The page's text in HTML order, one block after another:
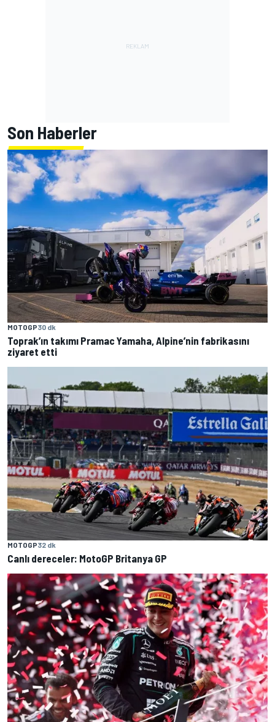
Son Haberler
MOTOGP30 dk
Toprak’ın takımı Pramac Yamaha, Alpine’nin fabrikasını
ziyaret etti
MOTOGP32 dk
Canlı dereceler: MotoGP Britanya GP